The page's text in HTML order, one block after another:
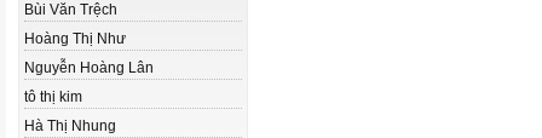
Bùi Văn Trệch
Hoàng Thị Như
Nguyễn Hoàng Lân
tô thị kim
Hà Thị Nhung